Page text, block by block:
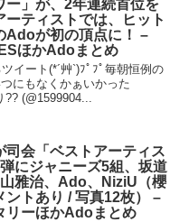
ー」が、2年連続首位を
ーティストでは、ヒット
Adoが初の頂点に！ –
ほかAdoまとめ
イート(*´艸`)ﾌﾟﾌﾟ毎朝恒例の
にもなくかぁいかった
(@1599904...
司会「ベストアーティス
弾にジャニーズ5組、坂道
雅治、Ado、NiziU（櫻
ントあり / 写真12枚） –
リーほかAdoまとめ